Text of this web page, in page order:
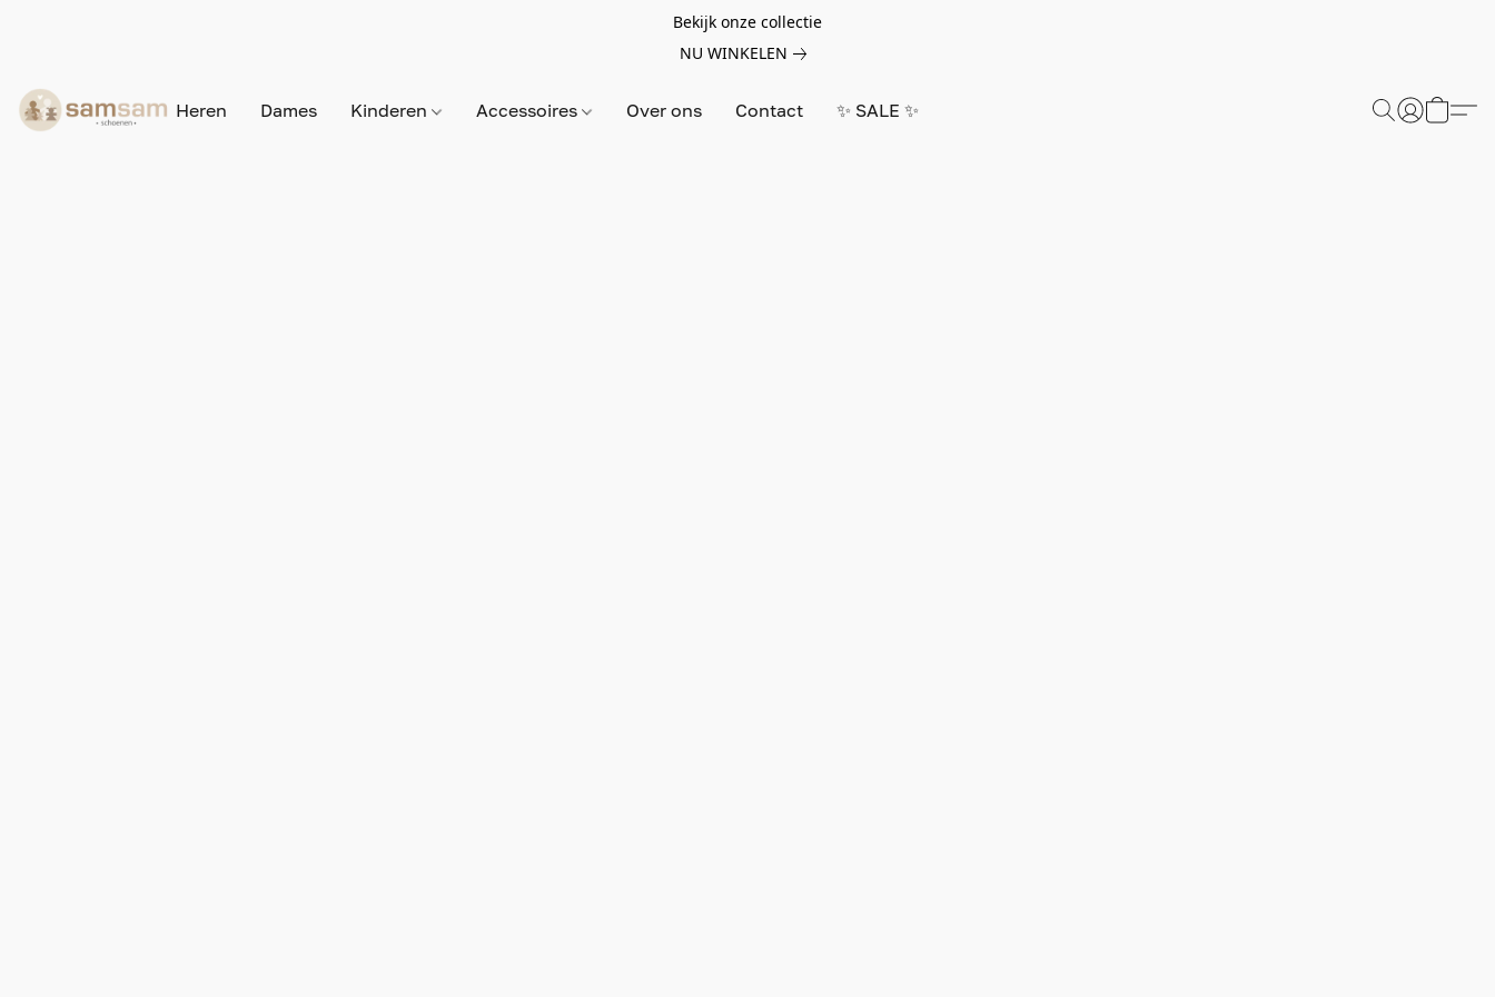
Bekijk onze collectie
NU WINKELEN
Heren Dames Kinderen Accessoires Over ons Contact ✨ SALE ✨